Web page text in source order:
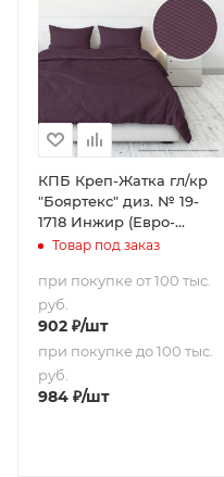
КПБ Креп-Жатка гл/кр
"Бояртекс" диз. № 19-
1718 Инжир (Евро-
стандарт)
Товар под заказ
при покупке от 100 тыс.
руб.
902 ₽/шт
при покупке до 100 тыс.
руб.
984 ₽/шт